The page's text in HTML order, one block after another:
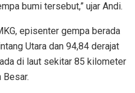
bumi tersebut,” ujar Andi.
episenter gempa berada
Utara dan 94,84 derajat
di laut sekitar 85 kilometer
Besar.